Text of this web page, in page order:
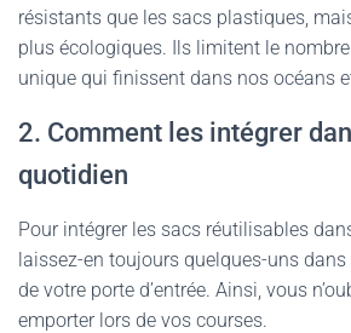
résistants que les sacs plastiques,
plus écologiques. Ils limitent le
unique qui finissent dans nos océans
2. Comment les intégrer
quotidien
Pour intégrer les sacs réutilisables
laissez-en toujours quelques-uns
de votre porte d’entrée. Ainsi, vous
emporter lors de vos courses.